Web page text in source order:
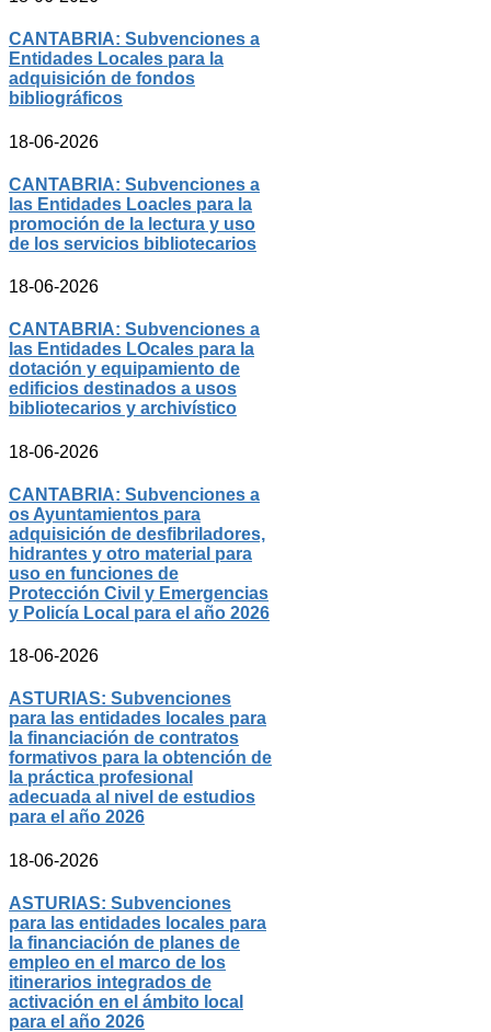
CANTABRIA: Subvenciones a
Entidades Locales para la
adquisición de fondos
bibliográficos
18-06-2026
CANTABRIA: Subvenciones a
las Entidades Loacles para la
promoción de la lectura y uso
de los servicios bibliotecarios
18-06-2026
CANTABRIA: Subvenciones a
las Entidades LOcales para la
dotación y equipamiento de
edificios destinados a usos
bibliotecarios y archivístico
18-06-2026
CANTABRIA: Subvenciones a
os Ayuntamientos para
adquisición de desfibriladores,
hidrantes y otro material para
uso en funciones de
Protección Civil y Emergencias
y Policía Local para el año 2026
18-06-2026
ASTURIAS: Subvenciones
para las entidades locales para
la financiación de contratos
formativos para la obtención de
la práctica profesional
adecuada al nivel de estudios
para el año 2026
18-06-2026
ASTURIAS: Subvenciones
para las entidades locales para
la financiación de planes de
empleo en el marco de los
itinerarios integrados de
activación en el ámbito local
para el año 2026